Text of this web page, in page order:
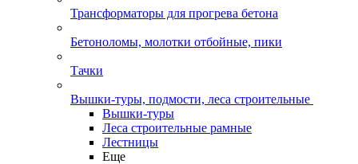
Трансформаторы для прогрева бетона
Бетоноломы, молотки отбойные, пики
Тачки
Вышки-туры, подмости, леса строительные
Вышки-туры
Леса строительные рамные
Лестницы
Еще